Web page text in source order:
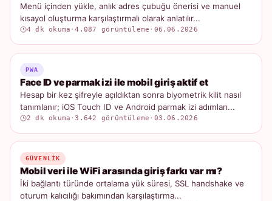
Menü içinden yükle, anlık adres çubuğu önerisi ve manuel
kısayol oluşturma karşılaştırmalı olarak anlatılır...
4 dk okuma ·4.087 görüntüleme · 06.06.2026
PWA
Face ID ve parmak izi ile mobil giriş aktif et
Hesap bir kez şifreyle açıldıktan sonra biyometrik kilit nasıl
tanımlanır; iOS Touch ID ve Android parmak izi adımları...
2 dk okuma ·3.642 görüntüleme · 03.06.2026
GÜVENLIK
Mobil veri ile WiFi arasında giriş farkı var mı?
İki bağlantı türünde ortalama yük süresi, SSL handshake ve
oturum kalıcılığı bakımından karşılaştırma...